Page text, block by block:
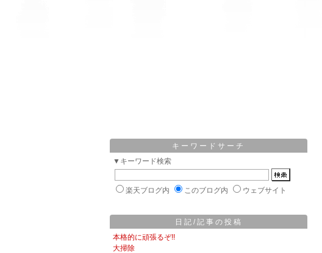
キーワードサーチ
▼キーワード検索
楽天ブログ内 このブログ内 ウェブサイト
日記/記事の投稿
本格的に頑張るぞ!!
大掃除